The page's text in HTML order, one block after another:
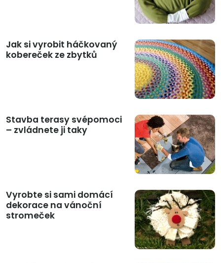
Jak si vyrobit háčkovaný
kobereček ze zbytků
Stavba terasy svépomoci
– zvládnete ji taky
Vyrobte si sami domácí
dekorace na vánoční
stromeček